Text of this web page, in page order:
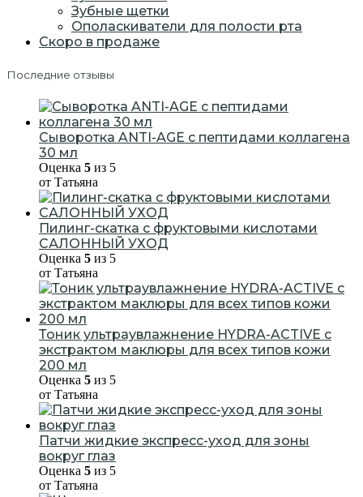
Зубные щетки
Ополаскиватели для полости рта
Скоро в продаже
Последние отзывы
Сыворотка ANTI-AGE с пептидами коллагена
30 мл
Оценка 5 из 5
от Татьяна
Пилинг-скатка с фруктовыми кислотами
САЛОННЫЙ УХОД
Оценка 5 из 5
от Татьяна
Тоник ультраувлажнение HYDRA-ACTIVE с
экстрактом маклюры для всех типов кожи
200 мл
Оценка 5 из 5
от Татьяна
Патчи жидкие экспресс-уход для зоны
вокруг глаз
Оценка 5 из 5
от Татьяна